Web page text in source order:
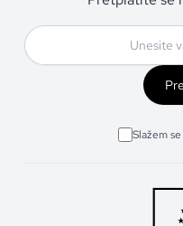
Slažem